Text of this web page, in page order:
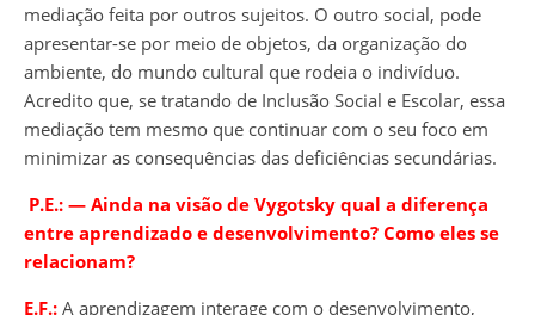
mediação feita por outros sujeitos. O outro social, pode
apresentar-se por meio de objetos, da organização do
ambiente, do mundo cultural que rodeia o indivíduo.
Acredito que, se tratando de Inclusão Social e Escolar, essa
mediação tem mesmo que continuar com o seu foco em
minimizar as consequências das deficiências secundárias.
P.E.: ― Ainda na visão de Vygotsky qual a diferença
entre aprendizado e desenvolvimento? Como eles se
relacionam?
E.F.: A aprendizagem interage com o desenvolvimento,